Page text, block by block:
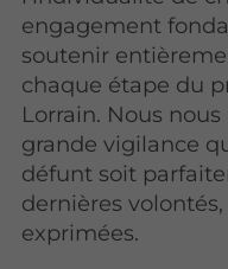
engagement
soutenir
chaque étape du
Lorrain. Nous
grande vigilance
défunt soit
dernières
exprimées.